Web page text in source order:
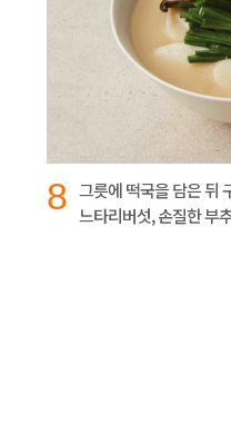
8 그릇에 떡국을 담은 뒤
느타리버섯, 손질한 부